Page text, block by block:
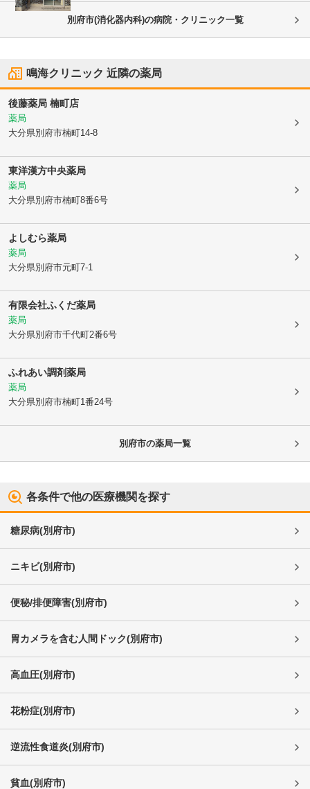
別府市(消化器内科)の病院・クリニック一覧
鳴海クリニック 近隣の薬局
後藤薬局 楠町店
薬局
大分県別府市楠町14-8
東洋漢方中央薬局
薬局
大分県別府市楠町8番6号
よしむら薬局
薬局
大分県別府市元町7-1
有限会社ふくだ薬局
薬局
大分県別府市千代町2番6号
ふれあい調剤薬局
薬局
大分県別府市楠町1番24号
別府市の薬局一覧
各条件で他の医療機関を探す
糖尿病(別府市)
ニキビ(別府市)
便秘/排便障害(別府市)
胃カメラを含む人間ドック(別府市)
高血圧(別府市)
花粉症(別府市)
逆流性食道炎(別府市)
貧血(別府市)